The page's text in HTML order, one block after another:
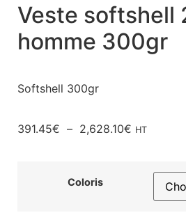
Veste softshell
homme 300gr
Softshell 300gr
391.45€ – 2,628.10€ HT
Coloris